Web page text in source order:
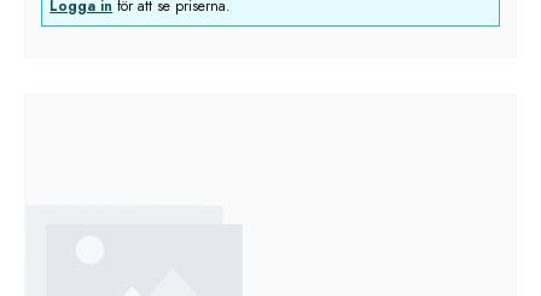
Logga in för att se priserna.